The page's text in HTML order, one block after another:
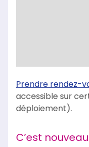
Prendre rendez-
accessible sur
déploiement).
C’est